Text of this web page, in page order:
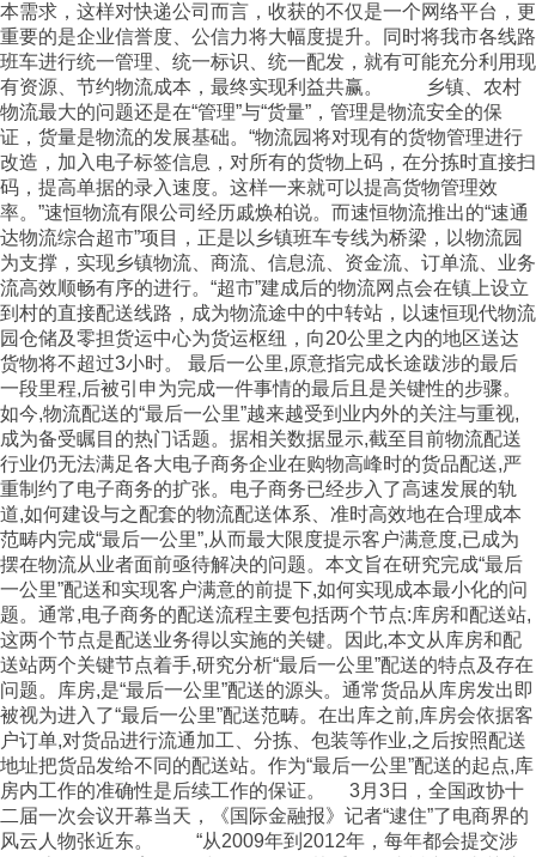
本需求，这样对快递公司而言，收获的不仅是一个网络平台，更
重要的是企业信誉度、公信力将大幅度提升。同时将我市各线路
班车进行统一管理、统一标识、统一配发，就有可能充分利用现
有资源、节约物流成本，最终实现利益共赢。 乡镇、农村
物流最大的问题还是在“管理”与“货量”，管理是物流安全的保
证，货量是物流的发展基础。“物流园将对现有的货物管理进行
改造，加入电子标签信息，对所有的货物上码，在分拣时直接扫
码，提高单据的录入速度。这样一来就可以提高货物管理效
率。”速恒物流有限公司经历戚焕柏说。而速恒物流推出的“速通
达物流综合超市”项目，正是以乡镇班车专线为桥梁，以物流园
为支撑，实现乡镇物流、商流、信息流、资金流、订单流、业务
流高效顺畅有序的进行。“超市”建成后的物流网点会在镇上设立
到村的直接配送线路，成为物流途中的中转站，以速恒现代物流
园仓储及零担货运中心为货运枢纽，向20公里之内的地区送达
货物将不超过3小时。 最后一公里,原意指完成长途跋涉的最后
一段里程,后被引申为完成一件事情的最后且是关键性的步骤。
如今,物流配送的“最后一公里”越来越受到业内外的关注与重视,
成为备受瞩目的热门话题。据相关数据显示,截至目前物流配送
行业仍无法满足各大电子商务企业在购物高峰时的货品配送,严
重制约了电子商务的扩张。电子商务已经步入了高速发展的轨
道,如何建设与之配套的物流配送体系、准时高效地在合理成本
范畴内完成“最后一公里”,从而最大限度提示客户满意度,已成为
摆在物流从业者面前亟待解决的问题。本文旨在研究完成“最后
一公里”配送和实现客户满意的前提下,如何实现成本最小化的问
题。通常,电子商务的配送流程主要包括两个节点:库房和配送站,
这两个节点是配送业务得以实施的关键。因此,本文从库房和配
送站两个关键节点着手,研究分析“最后一公里”配送的特点及存在
问题。库房,是“最后一公里”配送的源头。通常货品从库房发出即
被视为进入了“最后一公里”配送范畴。在出库之前,库房会依据客
户订单,对货品进行流通加工、分拣、包装等作业,之后按照配送
地址把货品发给不同的配送站。作为“最后一公里”配送的起点,库
房内工作的准确性是后续工作的保证。 3月3日，全国政协十
二届一次会议开幕当天，《国际金融报》记者“逮住”了电商界的
风云人物张近东。 “从2009年到2012年，每年都会提交涉